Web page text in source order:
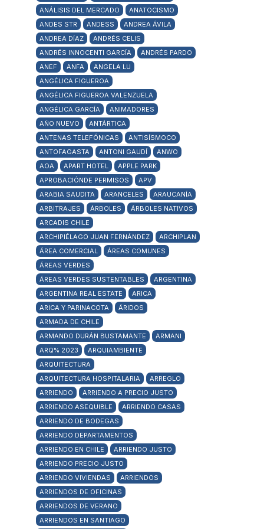
ANÁLISIS DEL MERCADO
ANATOCISMO
ANDES STR
ANDESS
ANDREA ÁVILA
ANDREA DÍAZ
ANDRÉS CELIS
ANDRÉS INNOCENTI GARCÍA
ANDRÉS PARDO
ANEF
ANFA
ANGELA LU
ANGÉLICA FIGUEROA
ANGÉLICA FIGUEROA VALENZUELA
ANGÉLICA GARCÍA
ANIMADORES
AÑO NUEVO
ANTÁRTICA
ANTENAS TELEFÓNICAS
ANTISÍSMOCO
ANTOFAGASTA
ANTONI GAUDÍ
ANWO
AOA
APART HOTEL
APPLE PARK
APROBACIÓNDE PERMISOS
APV
ARABIA SAUDITA
ARANCELES
ARAUCANÍA
ARBITRAJES
ÁRBOLES
ÁRBOLES NATIVOS
ARCADIS CHILE
ARCHIPIÉLAGO JUAN FERNÁNDEZ
ARCHIPLAN
ÁREA COMERCIAL
ÁREAS COMUNES
ÁREAS VERDES
ÁREAS VERDES SUSTENTABLES
ARGENTINA
ARGENTINA REAL ESTATE
ARICA
ARICA Y PARINACOTA
ÁRIDOS
ARMADA DE CHILE
ARMANDO DURÁN BUSTAMANTE
ARMANI
ARQ% 2023
ARQUIAMBIENTE
ARQUITECTURA
ARQUITECTURA HOSPITALARIA
ARREGLO
ARRIENDO
ARRIENDO A PRECIO JUSTO
ARRIENDO ASEQUIBLE
ARRIENDO CASAS
ARRIENDO DE BODEGAS
ARRIENDO DEPARTAMENTOS
ARRIENDO EN CHILE
ARRIENDO JUSTO
ARRIENDO PRECIO JUSTO
ARRIENDO VIVIENDAS
ARRIENDOS
ARRIENDOS DE OFICINAS
ARRIENDOS DE VERANO
ARRIENDOS EN SANTIAGO